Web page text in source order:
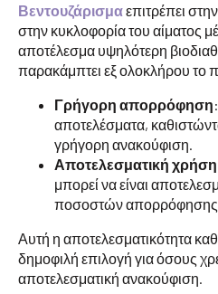
Βεντουζάρισμαεπιτρέπει
στην κυκλοφορία του αίματος
αποτέλεσμα υψηλότερη
παρακάμπτει εξ ολοκλήρου το
Γρήγορη απορρόφηση
αποτελέσματα,
γρήγορη ανακούφιση.
Αποτελεσματική χρήση
μπορεί να είναι
ποσοστών
Αυτή η αποτελεσματικότητα
δημοφιλή επιλογή για όσους
αποτελεσματική ανακούφιση.